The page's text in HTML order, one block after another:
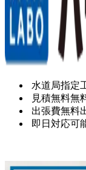
水道局指定
見積無料無
出張費無料
即日対応可